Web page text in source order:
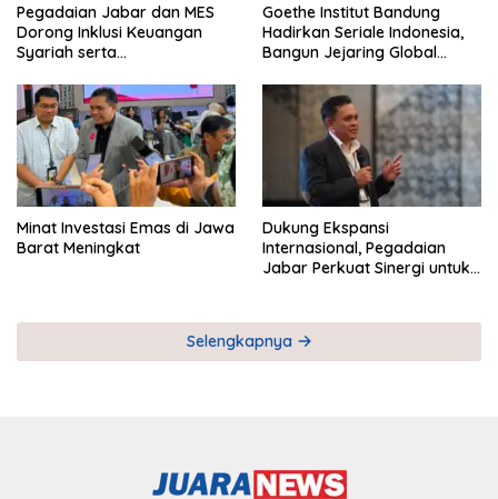
Pegadaian Jabar dan MES
Dorong Inklusi Keuangan
Syariah serta
Goethe Institut Bandung
Hadirkan Seriale Indonesia,
Bangun Jejaring Global
Minat Investasi Emas di Jawa
Barat Meningkat
Dukung Ekspansi
Internasional, Pegadaian
Jabar Perkuat Sinergi untuk
Selengkapnya